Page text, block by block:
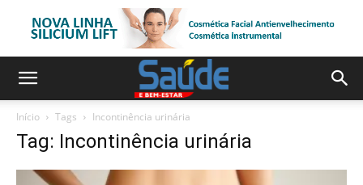
Início Tags Incontinência urinária
Tag: Incontinência urinária